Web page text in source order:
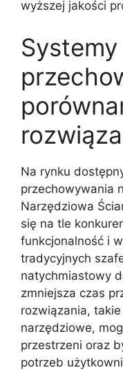
wyższej jakości
Systemy
Na rynku
przechowywania
Narzędziowa
się na tle
funkcjonalność i
tradycyjnych
natychmiastowy
zmniejsza czas
rozwiązania, takie
narzędziowe,
przestrzeni oraz
potrzeb